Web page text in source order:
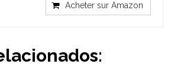
Acheter sur Amazon